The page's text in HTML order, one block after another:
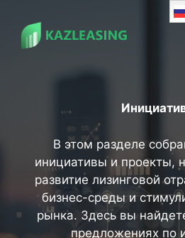
содержимому
В этом разделе
инициативы и проекты,
развитие лизинговой
бизнес-среды и
рынка. Здесь вы
предложениях по